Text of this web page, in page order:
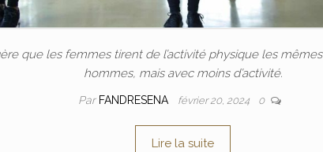
que les femmes tirent de l’activité physique les
hommes, mais avec moins d’activité.
Par FANDRESENA février 20, 2024 0
Lire la suite